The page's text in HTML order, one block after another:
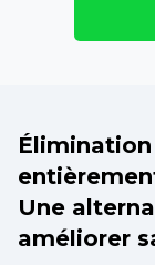
Une
améliorer